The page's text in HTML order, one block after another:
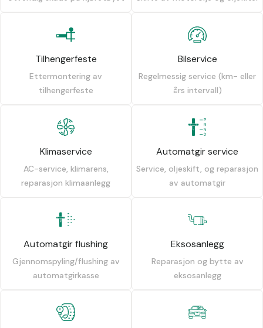
Tilhengerfeste
Ettermontering av
tilhengerfeste
Bilservice
Regelmessig service (km- eller
års intervall)
Klimaservice
AC-service, klimarens,
reparasjon klimaanlegg
Automatgir service
Service, oljeskift, og reparasjon
av automatgir
Automatgir flushing
Gjennomspyling/flushing av
automatgirkasse
Eksosanlegg
Reparasjon og bytte av
eksosanlegg